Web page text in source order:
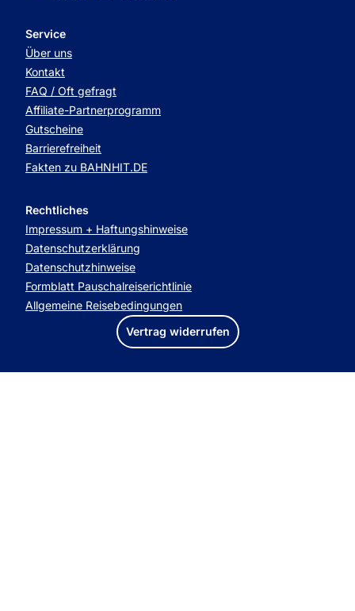
Service
Über uns
Kontakt
FAQ / Oft gefragt
Affiliate-Partnerprogramm
Gutscheine
Barrierefreiheit
Fakten zu BAHNHIT.DE
Rechtliches
Impressum + Haftungshinweise
Datenschutzerklärung
Datenschutzhinweise
Formblatt Pauschalreiserichtlinie
Allgemeine Reisebedingungen
Vertrag widerrufen